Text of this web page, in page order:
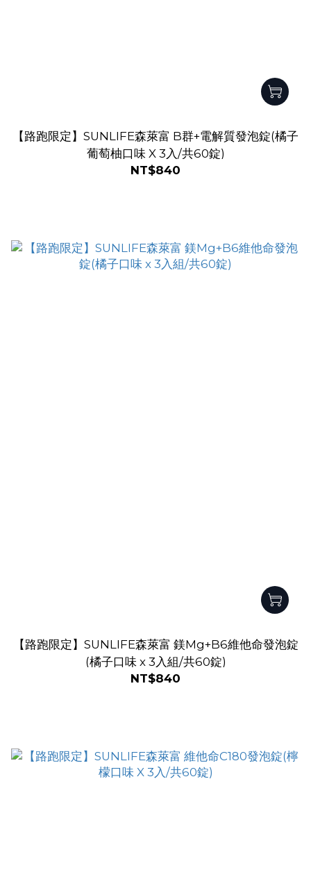
【路跑限定】SUNLIFE森萊富 B群+電解質發泡錠(橘子
葡萄柚口味 X 3入/共60錠)
NT$840
【路跑限定】SUNLIFE森萊富 鎂Mg+B6維他命發泡錠
(橘子口味 x 3入組/共60錠)
NT$840